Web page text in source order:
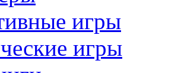
игры
игры